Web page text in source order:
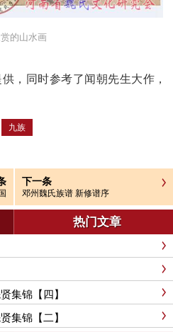
的山水画
，同时参考了闻朝先生大作，
九族
下一条
邓州魏氏族谱 新修谱序
热门文章
集锦【四】
集锦【二】